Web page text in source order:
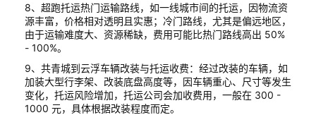
8、超跑托运热门运输路线，如一线城市间的托运，因物流资
源丰富，价格相对透明且实惠；冷门路线，尤其是偏远地区，
由于运输难度大、资源稀缺，费用可能比热门路线高出 50%
- 100%。
9、共青城到云浮车辆改装与托运收费：经过改装的车辆，如
加装大型行李架、改装底盘高度等，因车辆重心、尺寸等发生
变化，托运风险增加，托运公司会加收费用，一般在 300 -
1000 元，具体根据改装程度而定。